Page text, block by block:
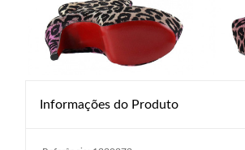
Informações do Produto